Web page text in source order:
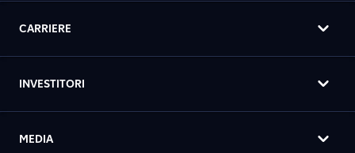
CARRIERE
INVESTITORI
MEDIA